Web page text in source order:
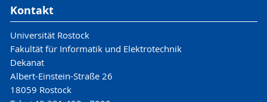
Kontakt
Universität Rostock
Fakultät für Informatik und Elektrotechnik
Dekanat
Albert-Einstein-Straße 26
18059 Rostock